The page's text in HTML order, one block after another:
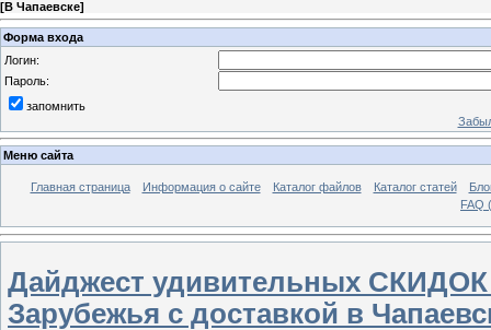
[В Чапаевске]
Форма входа
Логин:
Пароль:
запомнить
Меню сайта
Главная страница Информация о сайте Каталог файлов Каталог статей
FAQ
Дайджест удивительных СКИДОК
Зарубежья с доставкой в